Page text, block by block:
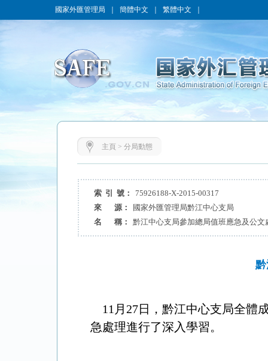
國家外匯管理局 簡體中文 繁體中文
主頁 > 分局動態
索 引 號：
75926188-X-2015-00317
來 源：
國家外匯管理局黔江中心支局
名 稱：
黔江中心支局參加總局值班應急及公文
11月27日，黔江中心支局全體
急處理進行了深入學習。